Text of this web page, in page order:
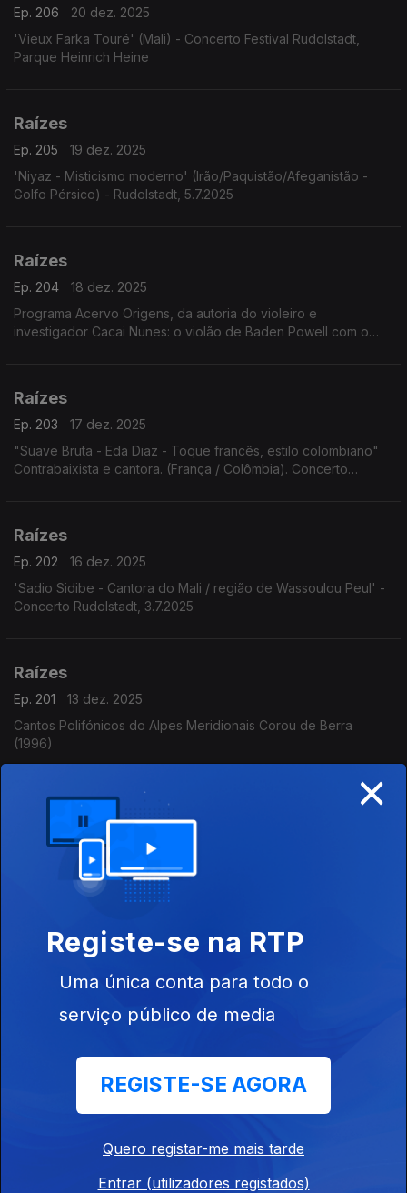
Ep. 206
20 dez. 2025
'Vieux Farka Touré' (Mali) - Concerto Festival Rudolstadt,
Parque Heinrich Heine
Raízes
Ep. 205
19 dez. 2025
'Niyaz - Misticismo moderno' (Irão/Paquistão/Afeganistão -
Golfo Pérsico) - Rudolstadt, 5.7.2025
Raízes
Ep. 204
18 dez. 2025
Programa Acervo Origens, da autoria do violeiro e
investigador Cacai Nunes: o violão de Baden Powell com o
Raízes
Ep. 203
17 dez. 2025
"Suave Bruta - Eda Diaz - Toque francês, estilo colombiano"
Contrabaixista e cantora. (França / Colômbia). Concerto
Raízes
Ep. 202
16 dez. 2025
'Sadio Sidibe - Cantora do Mali / região de Wassoulou Peul' -
Concerto Rudolstadt, 3.7.2025
Raízes
Ep. 201
13 dez. 2025
Cantos Polifónicos do Alpes Meridionais Corou de Berra
(1996)
Ep. 200
12 dez. 2025
Música da Mongólia - Canto da garganta Baatsorig Vaanchig -
The Great Ginggis Khaan (2022)
Raízes
11 dez. 2025
investigador Cacai Nunes: choros e sambas com Eugène
10 dez. 2025
×
Registe-se na RTP
Uma única conta para todo o
serviço público de media
REGISTE-SE AGORA
Quero registar-me mais tarde
Entrar (utilizadores registados)